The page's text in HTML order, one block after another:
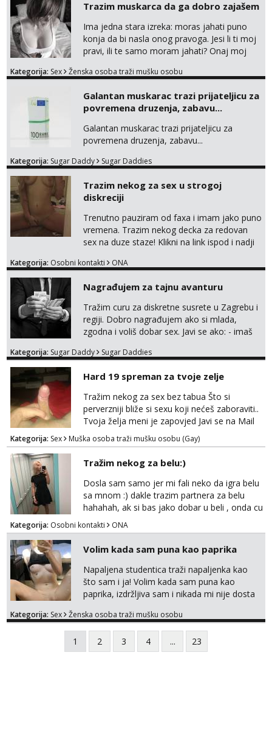
Trazim muskarca da ga dobro zajašem
Ima jedna stara izreka: moras jahati puno
konja da bi nasla onog pravoga. Jesi li ti moj
pravi, ili te samo moram jahati? Onaj moj
na sexdater link i javi mi se tamo....
Kategorija: Sex Ženska osoba traži mušku osobu
Galantan muskarac trazi prijateljicu za
povremena druzenja, zabavu...
Galantan muskarac trazi prijateljicu za
povremena druzenja, zabavu...
Kategorija: Sugar Daddy Sugar Daddies
Trazim nekog za sex u strogoj
diskreciji
Trenutno pauziram od faxa i imam jako puno
vremena. Trazim nekog decka za redovan
sex na duze staze! Klikni na link ispod i nadji
Kategorija: Osobni kontakti ONA
Nagrađujem za tajnu avanturu
Tražim curu za diskretne susrete u Zagrebu i
regiji. Dobro nagrađujem ako si mlada,
zgodna i voliš dobar sex. Javi se ako: - imaš
kosu - se dobro ljubiš - si fleksibilna s
dostupna radnim danom (vikendi i noći su za
obitelj) - vodiš brigu o zdravlju i koristiš
zaštitu Ne javljajte se: - debele - frajeri i
paro...
Kategorija: Sugar Daddy Sugar Daddies
Hard 19 spreman za tvoje zelje
Tražim nekog za sex bez tabua Što si
perverzniji bliže si sexu koji nećeš zaboraviti..
Tvoja želja meni je zapovjed Javi se na Mail
leonjeger1984@gmail.com
Kategorija: Sex Muška osoba traži mušku osobu (Gay)
Tražim nekog za belu:)
Dosla sam samo jer mi fali neko da igra belu
sa mnom :) dakle trazim partnera za belu
hahahah, ak si bas jako dobar u beli , onda cu
razmislit za dalje Klikni na link ispod i nadji me
tamo, cekam te!
Kategorija: Osobni kontakti ONA
Volim kada sam puna kao paprika
Napaljena studentica traži napaljenka kao
što sam i ja! Volim kada sam puna kao
paprika, izdržljiva sam i nikada mi nije dosta
bilo kad i bilo gdje zato se javi što prije da
me isprobaš Klikni na link ispod i nadji me
tamo, cekam te!
Kategorija: Sex Ženska osoba traži mušku osobu
1 2 3 4 ... 23